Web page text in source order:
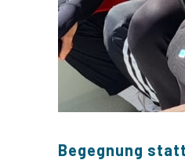
Begegnung